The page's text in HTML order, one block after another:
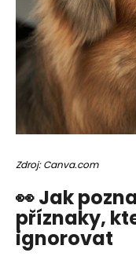
Zdroj: Canva.com
👀 Jak
příznaky,
ignorovat